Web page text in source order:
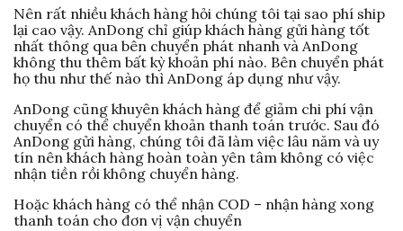
Nên rất nhiều khách hàng hỏi chúng tôi tại sao phí ship
lại cao vậy. AnDong chỉ giúp khách hàng gửi hàng tốt
nhất thông qua bên chuyển phát nhanh và AnDong
không thu thêm bất kỳ khoản phí nào. Bên chuyển phát
họ thu như thế nào thì AnDong áp dụng như vậy.
AnDong cũng khuyên khách hàng để giảm chi phí vận
chuyển có thể chuyển khoản thanh toán trước. Sau đó
AnDong gửi hàng, chúng tôi đã làm việc lâu năm và uy
tín nên khách hàng hoàn toàn yên tâm không có việc
nhận tiền rồi không chuyển hàng.
Hoặc khách hàng có thể nhận COD – nhận hàng xong
thanh toán cho đơn vị vận chuyển